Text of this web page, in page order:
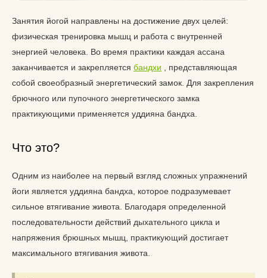
Занятия йогой направлены на достижение двух целей:
физическая тренировка мышц и работа с внутренней
энергией человека. Во время практики каждая ассана
заканчивается и закрепляется бандхи , представляющая
собой своеобразный энергетический замок. Для закрепления
брючного или пупочного энергетического замка
практикующими применяется уддияна бандха.
Что это?
Одним из наиболее на первый взгляд сложных упражнений
йоги является уддияна бандха, которое подразумевает
сильное втягивание живота. Благодаря определенной
последовательности действий дыхательного цикла и
напряжения брюшных мышц, практикующий достигает
максимального втягивания живота.